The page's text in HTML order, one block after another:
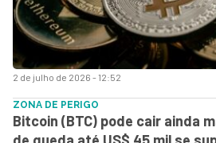
2 de julho de 2026 - 12:52
ZONA DE PERIGO
Bitcoin (BTC) pode cair ainda